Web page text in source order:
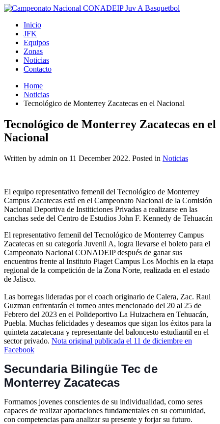
Inicio
JFK
Equipos
Zonas
Noticias
Contacto
Home
Noticias
Tecnológico de Monterrey Zacatecas en el Nacional
Tecnológico de Monterrey Zacatecas en el
Nacional
Written by admin on 11 December 2022. Posted in Noticias
El equipo representativo femenil del Tecnológico de Monterrey
Campus Zacatecas está en el Campeonato Nacional de la Comisión
Nacional Deportiva de Institiciones Privadas a realizarse en las
canchas sede del Centro de Estudios John F. Kennedy de Tehuacán
El representativo femenil del Tecnológico de Monterrey Campus
Zacatecas en su categoría Juvenil A, logra llevarse el boleto para el
Campeonato Nacional CONADEIP después de ganar sus
encuentros frente al Instituto Piaget Campus Los Mochis en la etapa
regional de la competición de la Zona Norte, realizada en el estado
de Jalisco.
Las borregas lideradas por el coach originario de Calera, Zac. Raul
Guzman enfrentarán el torneo antes mencionado del 20 al 25 de
Febrero del 2023 en el Polideportivo La Huizachera en Tehuacán,
Puebla. Muchas felicidades y deseamos que sigan los éxitos para la
quinteta zacatecana y representante del baloncesto estudiantil en el
sector privado. Nota original publicada el 11 de diciembre en
Facebook
Secundaria Bilingüe Tec de
Monterrey Zacatecas
Formamos jovenes conscientes de su individualidad, como seres
capaces de realizar aportaciones fundamentales en su comunidad,
con competencias para analizar su presente y forjar su futuro.